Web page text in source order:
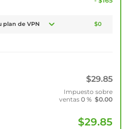
plan de VPN $0
$29.85
Impuesto sobre
ventas 0 % $0.00
$29.85